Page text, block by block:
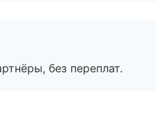
без переплат.